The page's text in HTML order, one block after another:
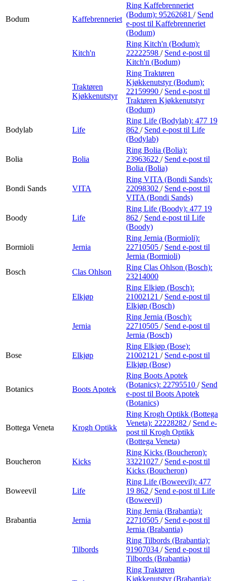
Bodum Kaffebrenneriet
Ring Kaffebrenneriet
(Bodum): 95262681 / Send
e-post til Kaffebrenneriet
(Bodum)
Kitch'n
Ring Kitch'n (Bodum):
22222598 / Send e-post til
Kitch'n (Bodum)
Traktøren
Kjøkkenutstyr
Ring Traktøren
Kjøkkenutstyr (Bodum):
22159990 / Send e-post til
Traktøren Kjøkkenutstyr
(Bodum)
Bodylab Life
Ring Life (Bodylab): 477 19
862 / Send e-post til Life
(Bodylab)
Bolia Bolia
Ring Bolia (Bolia):
23963622 / Send e-post til
Bolia (Bolia)
Bondi Sands VITA
Ring VITA (Bondi Sands):
22098302 / Send e-post til
VITA (Bondi Sands)
Boody Life
Ring Life (Boody): 477 19
862 / Send e-post til Life
(Boody)
Bormioli Jernia
Ring Jernia (Bormioli):
22710505 / Send e-post til
Jernia (Bormioli)
Bosch
Clas Ohlson
Ring Clas Ohlson (Bosch):
23214000
Elkjøp
Ring Elkjøp (Bosch):
21002121 / Send e-post til
Elkjøp (Bosch)
Jernia
Ring Jernia (Bosch):
22710505 / Send e-post til
Jernia (Bosch)
Bose Elkjøp
Ring Elkjøp (Bose):
21002121 / Send e-post til
Elkjøp (Bose)
Botanics Boots Apotek
Ring Boots Apotek
(Botanics): 22795510 / Send
e-post til Boots Apotek
(Botanics)
Bottega Veneta Krogh Optikk
Ring Krogh Optikk (Bottega
Veneta): 22228282 / Send e-
post til Krogh Optikk
(Bottega Veneta)
Boucheron Kicks
Ring Kicks (Boucheron):
33221027 / Send e-post til
Kicks (Boucheron)
Boweevil Life
Ring Life (Boweevil): 477
19 862 / Send e-post til Life
(Boweevil)
Brabantia Jernia
Ring Jernia (Brabantia):
22710505 / Send e-post til
Jernia (Brabantia)
Tilbords
Ring Tilbords (Brabantia):
91907034 / Send e-post til
Tilbords (Brabantia)
Ring Traktøren
Kjøkkenutstyr (Brabantia):